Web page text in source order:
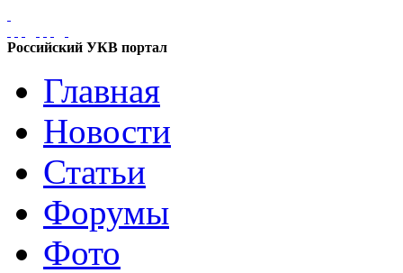
Российский УКВ портал
Главная
Новости
Статьи
Форумы
Фото